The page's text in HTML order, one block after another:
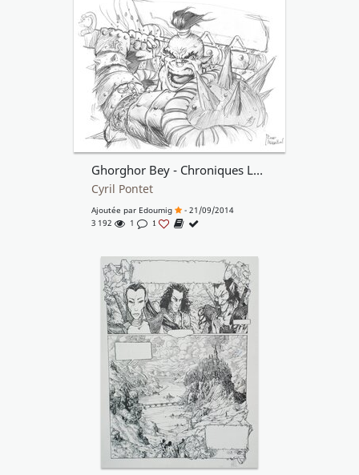
Ghorghor Bey - Chroniques Lune Noire
Cyril Pontet
Ajoutée par Edoumig
- 21/09/2014
3 192
1 1